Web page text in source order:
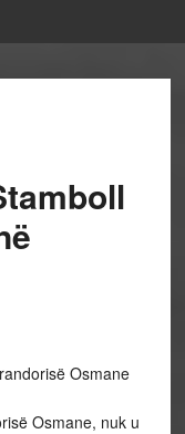
Osmane
Osmane, nuk u